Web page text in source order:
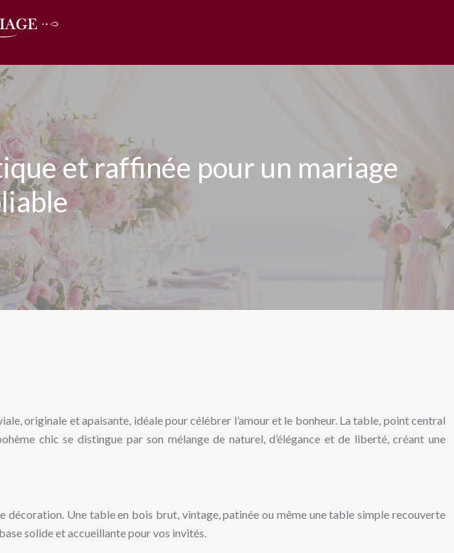
et raffinée pour un mariage
originale et apaisante, idéale pour célébrer l’amour et le bonheur. La table, point central
chic se distingue par son mélange de naturel, d’élégance et de liberté, créant une
Une table en bois brut, vintage, patinée ou même une table simple recouverte
solide et accueillante pour vos invités.